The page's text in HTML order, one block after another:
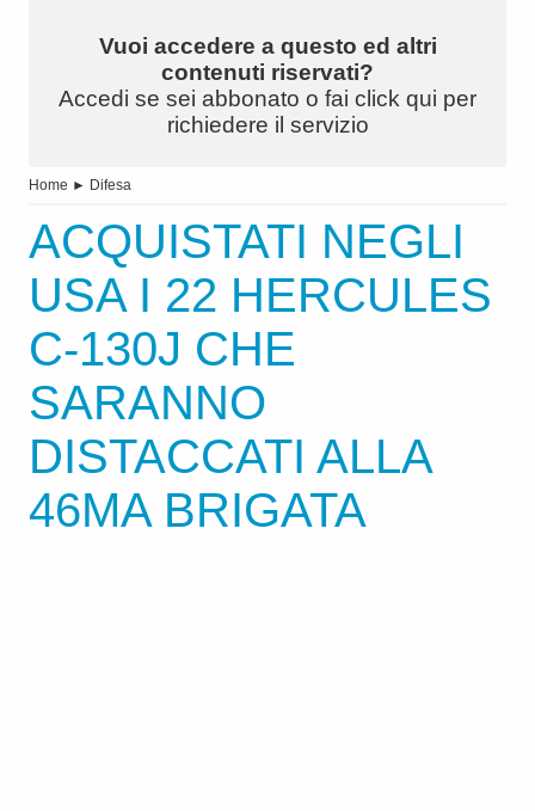
Vuoi accedere a questo ed altri
contenuti riservati?
Accedi se sei abbonato o fai click qui per
richiedere il servizio
Home ► Difesa
ACQUISTATI NEGLI
USA I 22 HERCULES
C-130J CHE
SARANNO
DISTACCATI ALLA
46MA BRIGATA